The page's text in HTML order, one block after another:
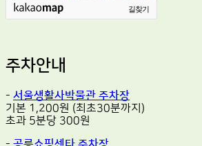
길찾기
주차안내
- 서울생활사박물관 주차장
기본 1,200원 (최초30분까지)
초과 5분당 300원